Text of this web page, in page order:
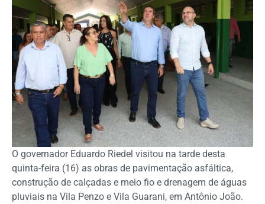
O governador Eduardo Riedel visitou na tarde desta
quinta-feira (16) as obras de pavimentação asfáltica,
construção de calçadas e meio fio e drenagem de águas
pluviais na Vila Penzo e Vila Guarani, em Antônio João.